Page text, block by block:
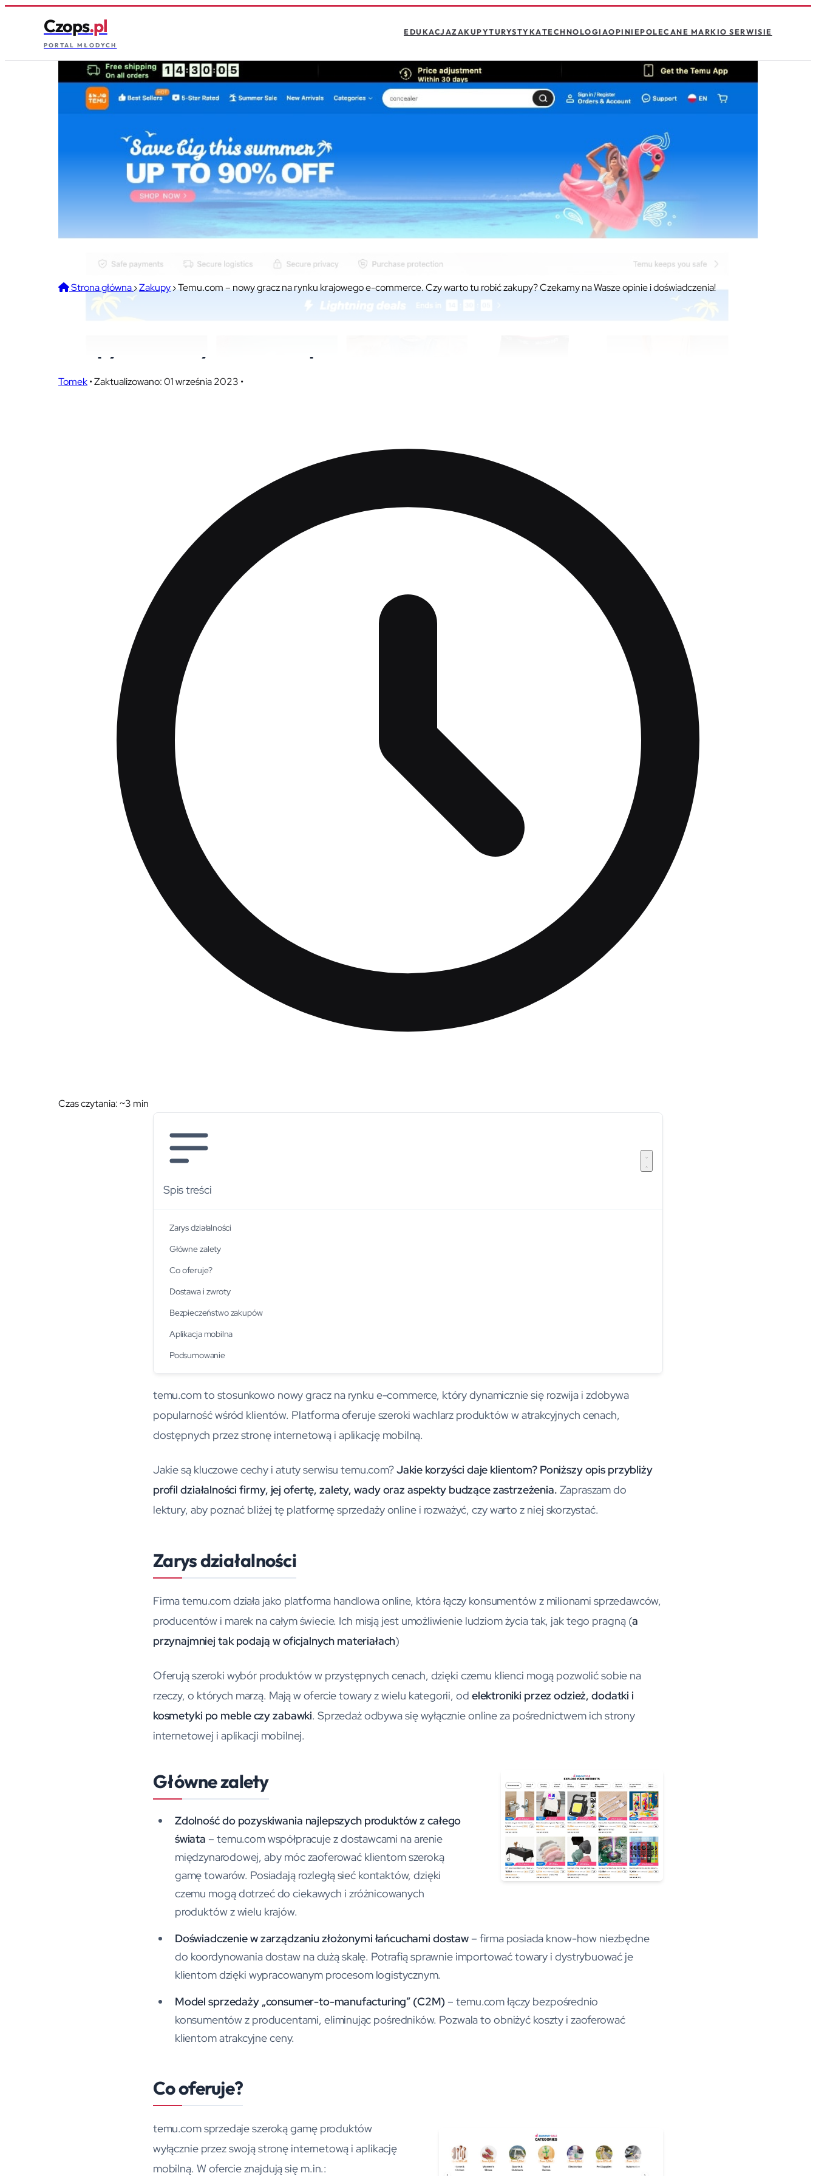
Czops.pl
PORTAL MŁODYCH
EDUKACJAZAKUPYTURYSTYKATECHNOLOGIAOPINIEPOLECANE MARKIO SERWISIE
Strona główna›Zakupy›Temu.com – nowy gracz na rynku krajowego e-commerce. Czy warto tu robić zakupy? Czekamy na Wasze opinie i doświadczenia!
Tomek•Zaktualizowano: 01 września 2023 •
Czas czytania: ~3 min
Spis treści
Zarys działalności
Główne zalety
Co oferuje?
Dostawa i zwroty
Bezpieczeństwo zakupów
Aplikacja mobilna
Podsumowanie
temu.com to stosunkowo nowy gracz na rynku e-commerce, który dynamicznie się rozwija i zdobywa
popularność wśród klientów. Platforma oferuje szeroki wachlarz produktów w atrakcyjnych cenach,
dostępnych przez stronę internetową i aplikację mobilną.
Jakie są kluczowe cechy i atuty serwisu temu.com?Jakie korzyści daje klientom? Poniższy opis przybliży
profil działalności firmy, jej ofertę, zalety, wady oraz aspekty budzące zastrzeżenia. Zapraszam do
lektury, aby poznać bliżej tę platformę sprzedaży online i rozważyć, czy warto z niej skorzystać.
Zarys działalności
Firma temu.com działa jako platforma handlowa online, która łączy konsumentów z milionami sprzedawców,
producentów i marek na całym świecie. Ich misją jest umożliwienie ludziom życia tak, jak tego pragną (a
przynajmniej tak podają w oficjalnych materiałach)
Oferują szeroki wybór produktów w przystępnych cenach, dzięki czemu klienci mogą pozwolić sobie na
rzeczy, o których marzą. Mają w ofercie towary z wielu kategorii, od elektroniki przez odzież, dodatki i
kosmetyki po meble czy zabawki. Sprzedaż odbywa się wyłącznie online za pośrednictwem ich strony
internetowej i aplikacji mobilnej.
Główne zalety
Zdolność do pozyskiwania najlepszych produktów z całego
świata – temu.com współpracuje z dostawcami na arenie
międzynarodowej, aby móc zaoferować klientom szeroką
gamę towarów. Posiadają rozległą sieć kontaktów, dzięki
czemu mogą dotrzeć do ciekawych i zróżnicowanych
produktów z wielu krajów.
Doświadczenie w zarządzaniu złożonymi łańcuchami dostaw– firma posiada know-how niezbędne
do koordynowania dostaw na dużą skalę. Potrafią sprawnie importować towary i dystrybuować je
klientom dzięki wypracowanym procesom logistycznym.
Model sprzedaży „consumer-to-manufacturing” (C2M) – temu.com łączy bezpośrednio
konsumentów z producentami, eliminując pośredników. Pozwala to obniżyć koszty i zaoferować
klientom atrakcyjne ceny.
Co oferuje?
temu.com sprzedaje szeroką gamę produktów
wyłącznie przez swoją stronę internetową i aplikację
mobilną. W ofercie znajdują się m.in.: